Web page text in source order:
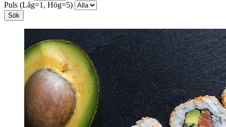
Puls (Låg=1, Hög=5)